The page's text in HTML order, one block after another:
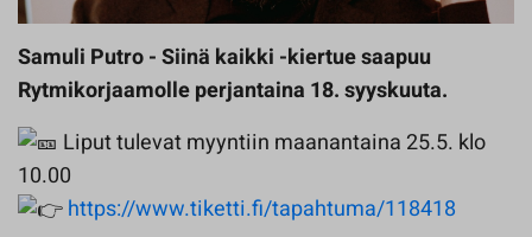
Samuli Putro - Siinä kaikki -kiertue saapuu
Rytmikorjaamolle perjantaina 18. syyskuuta.
Liput tulevat myyntiin maanantaina 25.5. klo
10.00
https://www.tiketti.fi/tapahtuma/118418